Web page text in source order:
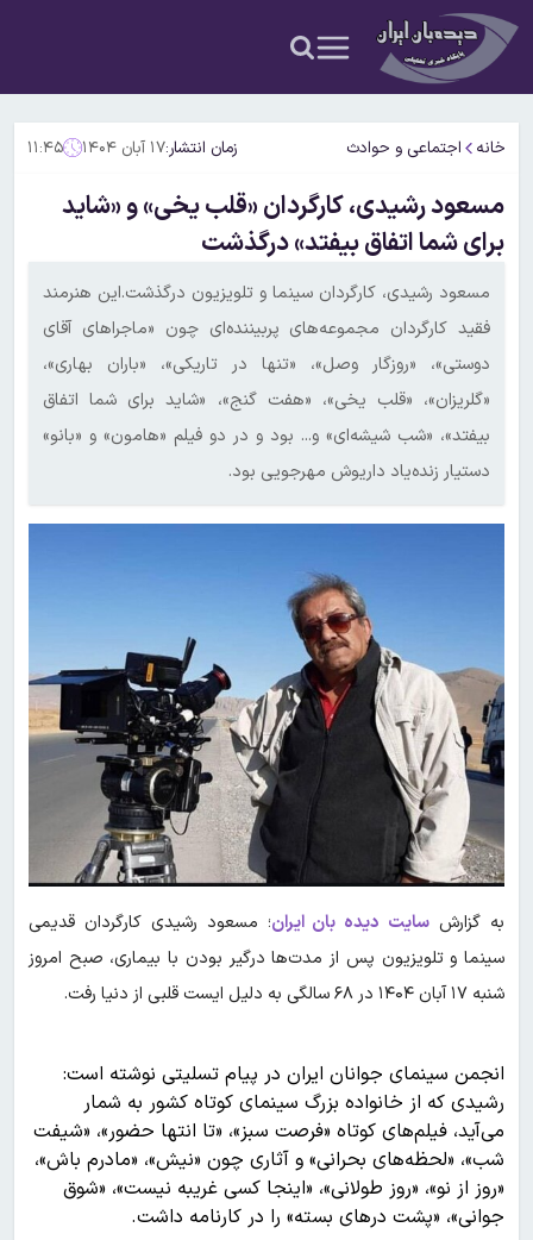
خانه اجتماعی و حوادث زمان انتشار:۱۷ آبان ۱۴۰۴ ۱۱:۴۵
مسعود رشیدی، کارگردان «قلب یخی» و «شاید
برای شما اتفاق بیفتد» درگذشت
مسعود رشیدی، کارگردان سینما و تلویزیون درگذشت.این هنرمند
فقید کارگردان مجموعه‌های پربیننده‌ای چون «ماجراهای آقای
دوستی»، «روزگار وصل»، «تنها در تاریکی»، «باران بهاری»،
«گلریزان»، «قلب یخی»، «هفت گنج»، «شاید برای شما اتفاق
بیفتد»، «شب شیشه‌ای» و... بود و در دو فیلم «هامون» و «بانو»
دستیار زنده‌یاد داریوش مهرجویی بود.
به گزارش سایت دیده بان ایران؛ مسعود رشیدی کارگردان قدیمی
سینما و تلویزیون پس از مدت‌ها درگیر بودن با بیماری، صبح امروز
شنبه ۱۷ آبان ۱۴۰۴ در ۶۸ سالگی به دلیل ایست قلبی از دنیا رفت.
انجمن سینمای جوانان ایران در پیام تسلیتی نوشته است:
رشیدی که از خانواده بزرگ سینمای کوتاه کشور به شمار
می‌آید، فیلم‌های کوتاه «فرصت سبز»، «تا انتها حضور»، «شیفت
شب»، «لحظه‌های بحرانی» و آثاری چون «نیش»، «مادرم باش»،
«روز از نو»، «روز طولانی»، «اینجا کسی غریبه نیست»، «شوق
جوانی»، «پشت درهای بسته» را در کارنامه داشت.